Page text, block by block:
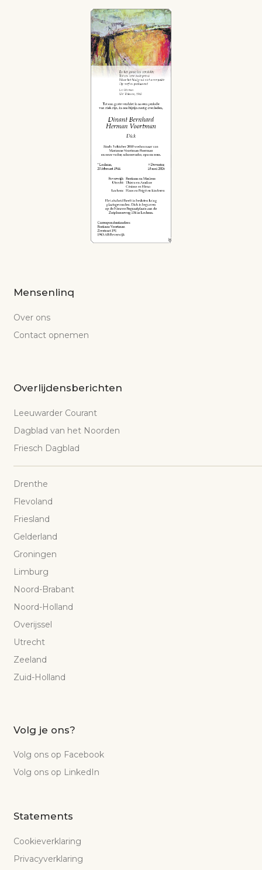
Mensenlinq
Over ons
Contact opnemen
Overlijdensberichten
Leeuwarder Courant
Dagblad van het Noorden
Friesch Dagblad
Drenthe
Flevoland
Friesland
Gelderland
Groningen
Limburg
Noord-Brabant
Noord-Holland
Overijssel
Utrecht
Zeeland
Zuid-Holland
Volg je ons?
Volg ons op Facebook
Volg ons op LinkedIn
Statements
Cookieverklaring
Privacyverklaring